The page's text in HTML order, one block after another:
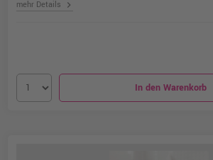
mehr Details chevron_right
In den Warenkorb